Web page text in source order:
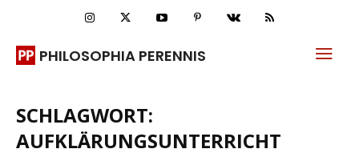
PHILOSOPHIA PERENNIS
SCHLAGWORT:
AUFKLÄRUNGSUNTERRICHT